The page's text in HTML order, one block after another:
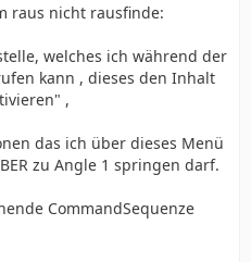
raus nicht rausfinde:
welches ich während der
kann , dieses den Inhalt
,
das ich über dieses Menü
zu Angle 1 springen darf.
CommandSequenze